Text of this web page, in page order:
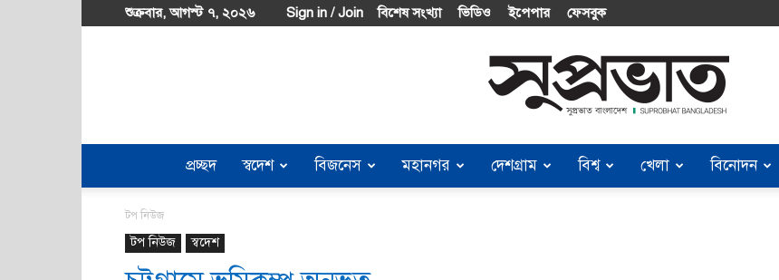
শুক্রবার, আগস্ট ৭, ২০২৬ Sign in / Join বিশেষ সংখ্যা ভিডিও ইপেপার ফেসবুক
Suprobhat
প্রচ্ছদ স্বদেশ বিজনেস মহানগর দেশগ্রাম বিশ্ব খেলা বিনোদন
টপ নিউজ
টপ নিউজ স্বদেশ